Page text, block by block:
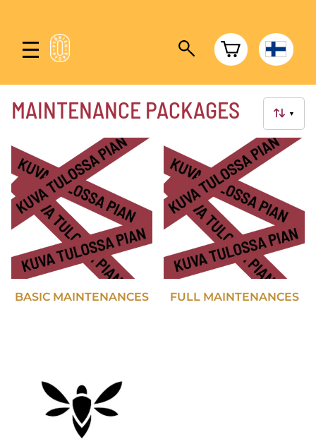
▼
MAINTENANCE PACKAGES
BASIC MAINTENANCES FULL MAINTENANCES